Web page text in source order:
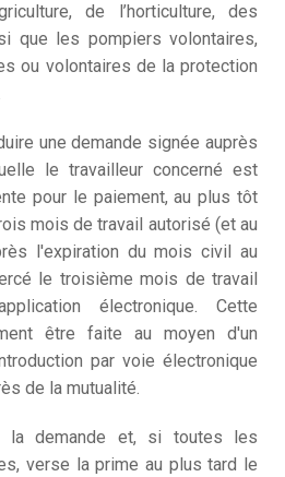
de l’horticulture, des
que les pompiers volontaires,
ou volontaires de la protection
une demande signée auprès
le travailleur concerné est
pour le paiement, au plus tôt
mois de travail autorisé (et au
l'expiration du mois civil au
le troisième mois de travail
électronique. Cette
être faite au moyen d'un
par voie électronique
de la mutualité.
la demande et, si toutes les
verse la prime au plus tard le